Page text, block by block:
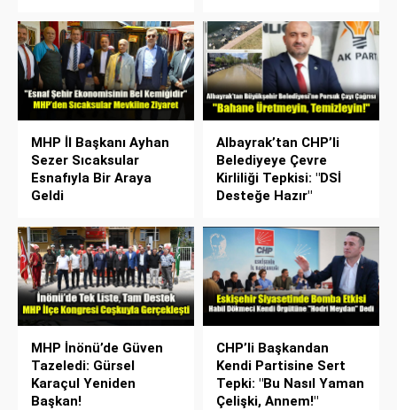
MHP İl Başkanı Ayhan
Sezer Sıcaksular
Esnafıyla Bir Araya
Geldi
Albayrak’tan CHP’li
Belediyeye Çevre
Kirliliği Tepkisi: "DSİ
Desteğe Hazır"
MHP İnönü’de Güven
Tazeledi: Gürsel
Karaçul Yeniden
Başkan!
CHP’li Başkandan
Kendi Partisine Sert
Tepki: "Bu Nasıl Yaman
Çelişki, Annem!"